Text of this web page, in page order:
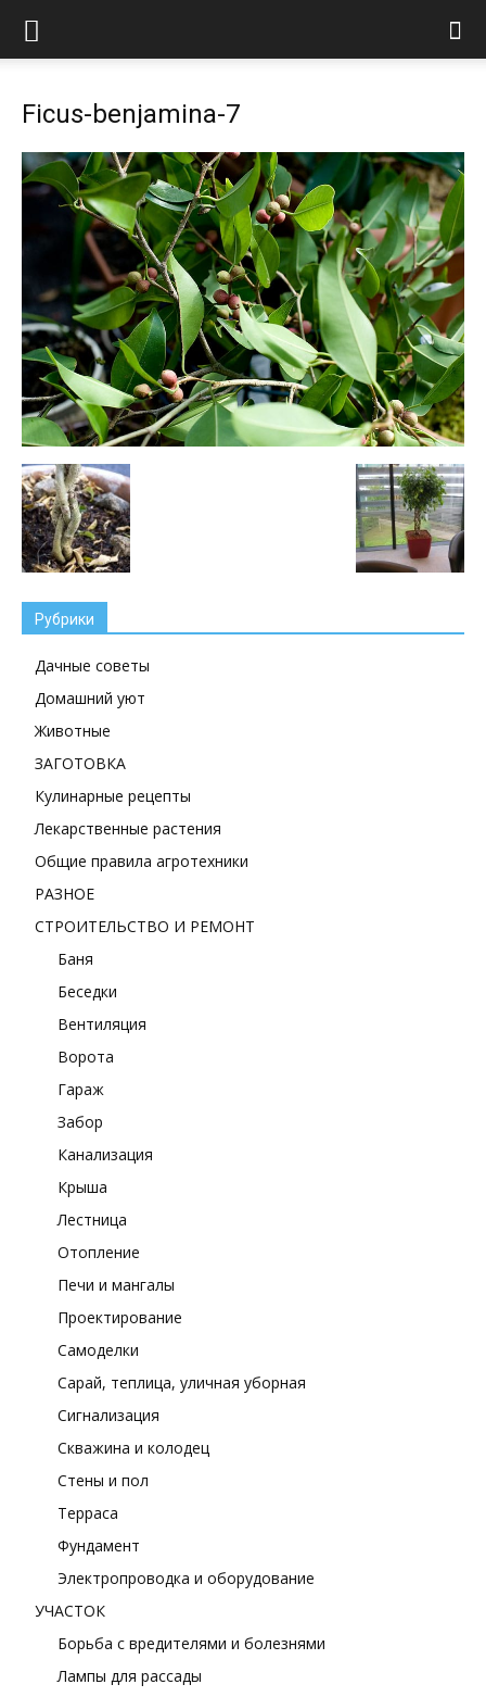
Ficus-benjamina-7
Рубрики
Дачные советы
Домашний уют
Животные
ЗАГОТОВКА
Кулинарные рецепты
Лекарственные растения
Общие правила агротехники
РАЗНОЕ
СТРОИТЕЛЬСТВО И РЕМОНТ
Баня
Беседки
Вентиляция
Ворота
Гараж
Забор
Канализация
Крыша
Лестница
Отопление
Печи и мангалы
Проектирование
Самоделки
Сарай, теплица, уличная уборная
Сигнализация
Скважина и колодец
Стены и пол
Терраса
Фундамент
Электропроводка и оборудование
УЧАСТОК
Борьба с вредителями и болезнями
Лампы для рассады